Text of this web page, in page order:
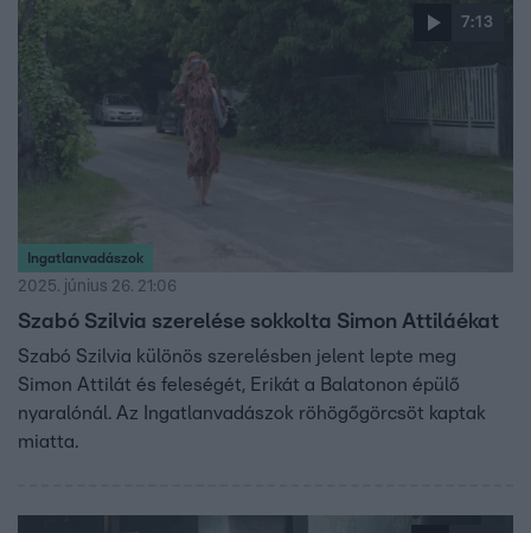
7:13
Ingatlanvadászok
2025. június 26. 21:06
Szabó Szilvia szerelése sokkolta Simon Attiláékat
Szabó Szilvia különös szerelésben jelent lepte meg
Simon Attilát és feleségét, Erikát a Balatonon épülő
nyaralónál. Az Ingatlanvadászok röhögőgörcsöt kaptak
miatta.